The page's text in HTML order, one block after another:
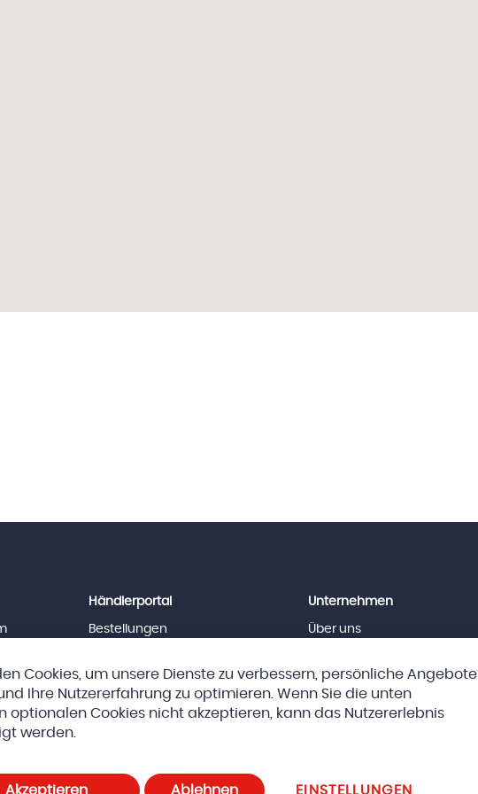
Händlerportal
Bestellungen
Unternehmen
Über uns
Impressum
AG AGBs Datenschutz und Cookie-Richtlinien Cookie-Einstellungen
Cookies, um unsere Dienste zu verbessern, persönliche Angebote
Ihre Nutzererfahrung zu optimieren. Wenn Sie die unten
optionalen Cookies nicht akzeptieren, kann das Nutzererlebnis
werden.
Akzeptieren EINSTELLUNGEN
Ablehnen